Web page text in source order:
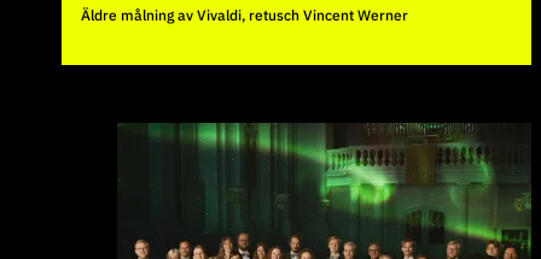
Äldre målning av Vivaldi, retusch Vincent Werner